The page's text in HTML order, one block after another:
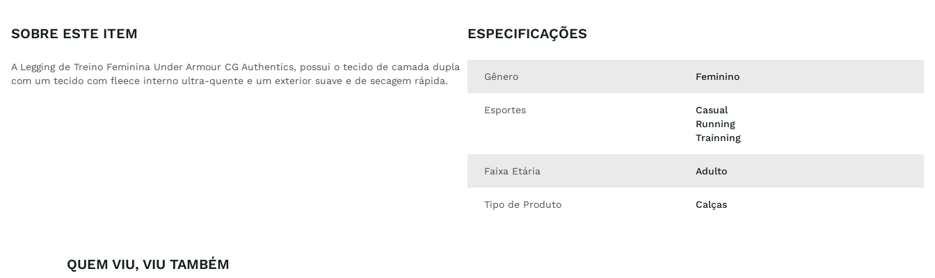
SOBRE ESTE ITEM
A Legging de Treino Feminina Under Armour CG Authentics, possui o tecido de camada dupla
com um tecido com fleece interno ultra-quente e um exterior suave e de secagem rápida.
ESPECIFICAÇÕES
Gênero Feminino
Esportes
Casual
Running
Trainning
Faixa Etária Adulto
Tipo de Produto Calças
QUEM VIU, VIU TAMBÉM